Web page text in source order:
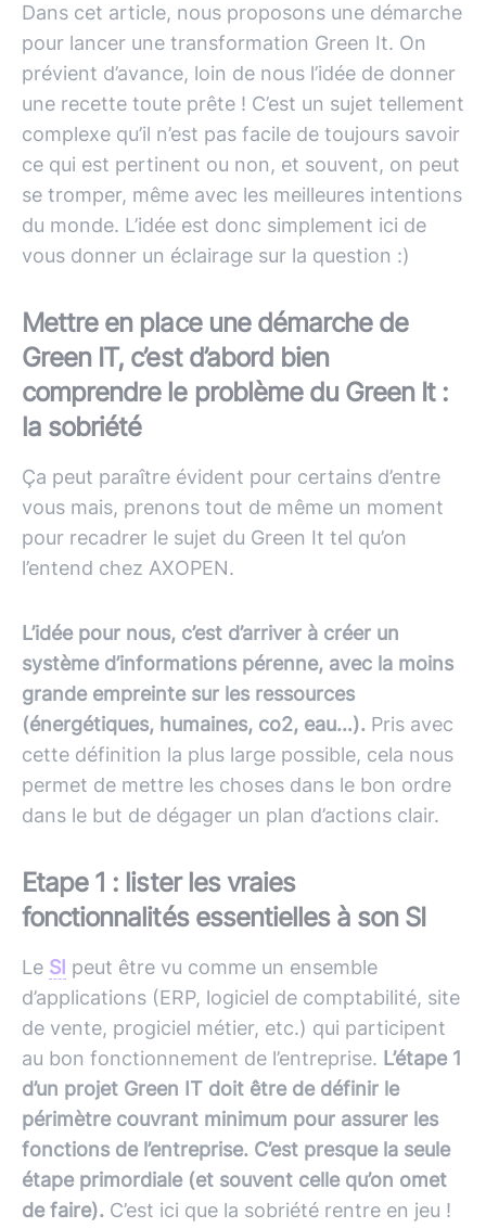
Dans cet article, nous proposons une démarche
pour lancer une transformation Green It. On
prévient d’avance, loin de nous l’idée de donner
une recette toute prête ! C’est un sujet tellement
complexe qu’il n’est pas facile de toujours savoir
ce qui est pertinent ou non, et souvent, on peut
se tromper, même avec les meilleures intentions
du monde. L’idée est donc simplement ici de
vous donner un éclairage sur la question :)
Mettre en place une démarche de
Green IT, c’est d’abord bien
comprendre le problème du Green It :
la sobriété
Ça peut paraître évident pour certains d’entre
vous mais, prenons tout de même un moment
pour recadrer le sujet du Green It tel qu’on
l’entend chez AXOPEN.
L’idée pour nous, c’est d’arriver à créer un
système d’informations pérenne, avec la moins
grande empreinte sur les ressources
(énergétiques, humaines, co2, eau…). Pris avec
cette définition la plus large possible, cela nous
permet de mettre les choses dans le bon ordre
dans le but de dégager un plan d’actions clair.
Etape 1 : lister les vraies
fonctionnalités essentielles à son SI
Le SI peut être vu comme un ensemble
d’applications (ERP, logiciel de comptabilité, site
de vente, progiciel métier, etc.) qui participent
au bon fonctionnement de l’entreprise. L’étape 1
d’un projet Green IT doit être de définir le
périmètre couvrant minimum pour assurer les
fonctions de l’entreprise. C’est presque la seule
étape primordiale (et souvent celle qu’on omet
de faire). C’est ici que la sobriété rentre en jeu !